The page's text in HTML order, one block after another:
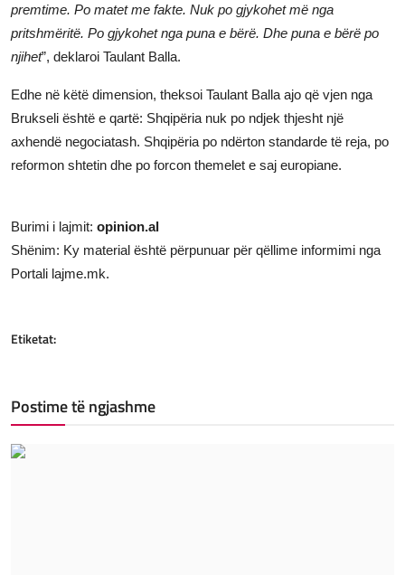
premtime. Po matet me fakte. Nuk po gjykohet më nga
pritshmëritë. Po gjykohet nga puna e bërë. Dhe puna e bërë po
njihet”, deklaroi Taulant Balla.
Edhe në këtë dimension, theksoi Taulant Balla ajo që vjen nga
Brukseli është e qartë: Shqipëria nuk po ndjek thjesht një
axhendë negociatash. Shqipëria po ndërton standarde të reja, po
reformon shtetin dhe po forcon themelet e saj europiane.
Burimi i lajmit: opinion.al
Shënim: Ky material është përpunuar për qëllime informimi nga
Portali lajme.mk.
Etiketat:
Postime të ngjashme